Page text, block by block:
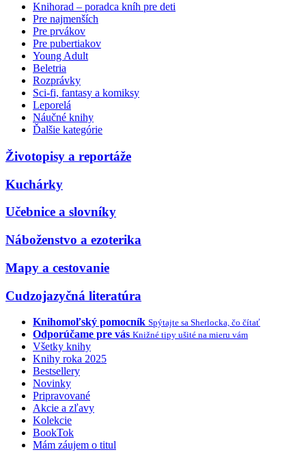
Knihorad – poradca kníh pre deti
Pre najmenších
Pre prvákov
Pre pubertiakov
Young Adult
Beletria
Rozprávky
Sci-fi, fantasy a komiksy
Leporelá
Náučné knihy
Ďalšie kategórie
Životopisy a reportáže
Kuchárky
Učebnice a slovníky
Náboženstvo a ezoterika
Mapy a cestovanie
Cudzojazyčná literatúra
Knihomoľský pomocník Spýtajte sa Sherlocka, čo čítať
Odporúčame pre vás Knižné tipy ušité na mieru vám
Všetky knihy
Knihy roka 2025
Bestsellery
Novinky
Pripravované
Akcie a zľavy
Kolekcie
BookTok
Mám záujem o titul